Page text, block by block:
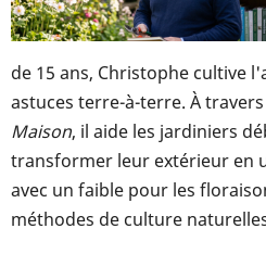
de 15 ans, Christophe cultive
astuces terre-à-terre. À
Maison, il aide les jardiniers
transformer leur extérieur en
avec un faible pour les
méthodes de culture